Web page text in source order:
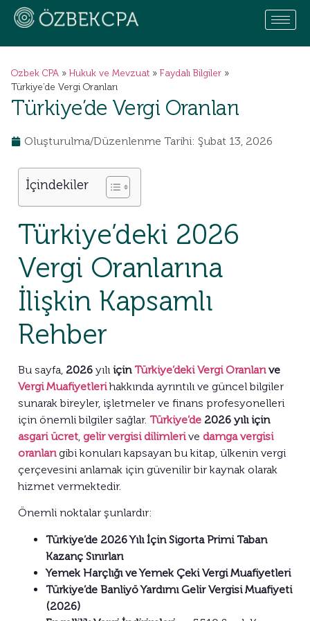
Ozbek CPA » Hukuk ve Mevzuat » Faydalı Bilgiler »
Türkiye’de Vergi Oranları
Türkiye’de Vergi Oranları
Oluşturulma/Düzenlenme Tarihi: Şubat 13, 2026
İçindekiler
Türkiye’deki 2026
Vergi Oranlarına
İlişkin Kapsamlı
Rehber
Bu sayfa, 2026 yılı içinTürkiye’deki Vergi Oranlarıve
Vergi Muafiyetlerihakkında ayrıntılı ve güncel bilgiler
sunarak bireyler, işletmeler ve finans profesyonelleri
için önemli bilgiler sağlar. Türkiye’de 2026 yılı için
asgari ücret, gelir vergisi dilimlerive damga vergisi
oranlarıgibi konuları kapsayan bu kitap, ülkenin vergi
çerçevesini anlamak için güvenilir bir kaynak olarak
hizmet vermektedir.
Önemli noktalar şunlardır:
Türkiye’de 2026 Yılı İçin Sigorta Primi Taban
Kazanç Sınırları
Yemek Harçlığı ve Yemek Çeki Vergi Muafiyetleri
Türkiye’de Banliyö Yardımı Gelir Vergisi Muafiyeti
(2026)